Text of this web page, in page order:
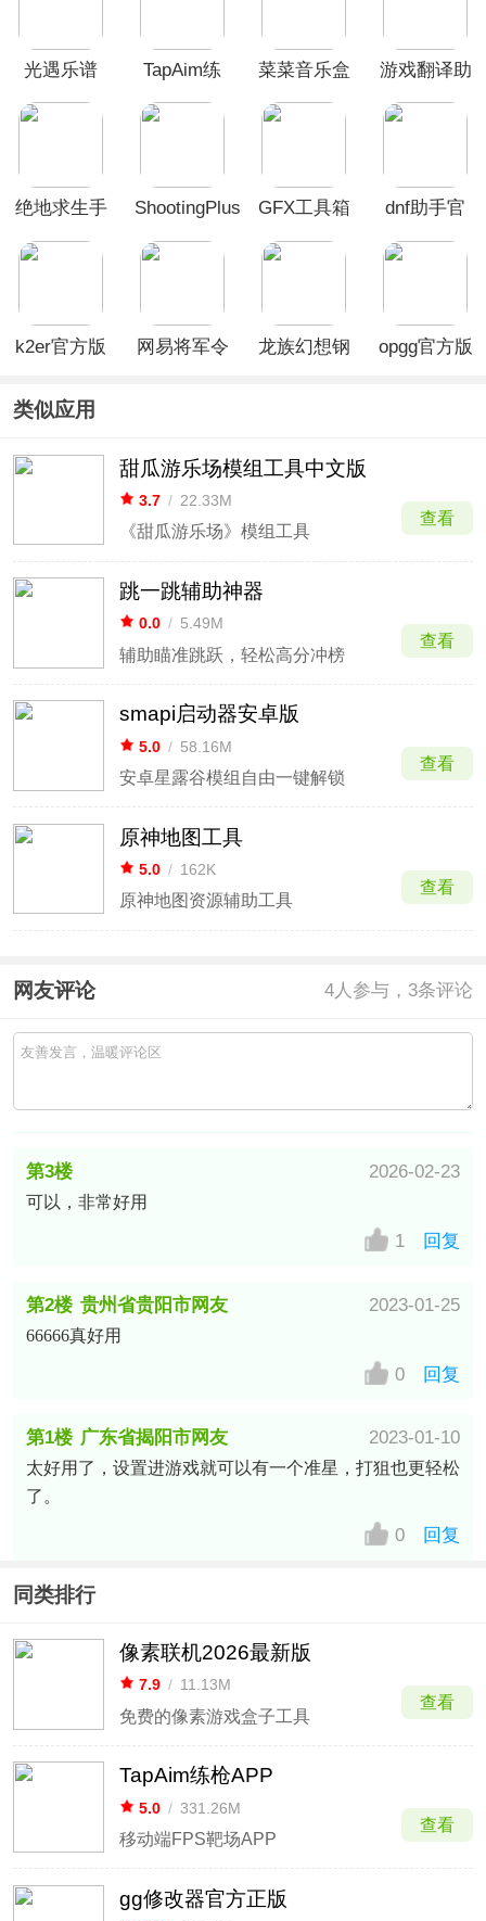
光遇乐谱
TapAim练
菜菜音乐盒
游戏翻译助
绝地求生手
ShootingPlus
GFX工具箱
dnf助手官
k2er官方版
网易将军令
龙族幻想钢
opgg官方版
类似应用
甜瓜游乐场模组工具中文版
3.7 / 22.33M
《甜瓜游乐场》模组工具
查看
跳一跳辅助神器
0.0 / 5.49M
辅助瞄准跳跃，轻松高分冲榜
查看
smapi启动器安卓版
5.0 / 58.16M
安卓星露谷模组自由一键解锁
查看
原神地图工具
5.0 / 162K
原神地图资源辅助工具
查看
网友评论 4人参与，3条评论
第3楼
中国–江苏移动/数据上网公共出口
2026-02-23
可以，非常好用
1 回复
第2楼 贵州省贵阳市网友 2023-01-25
66666真好用
0 回复
第1楼 广东省揭阳市网友 2023-01-10
太好用了，设置进游戏就可以有一个准星，打狙也更轻松
了。
0 回复
同类排行
像素联机2026最新版
7.9 / 11.13M
免费的像素游戏盒子工具
查看
TapAim练枪APP
5.0 / 331.26M
移动端FPS靶场APP
查看
gg修改器官方正版